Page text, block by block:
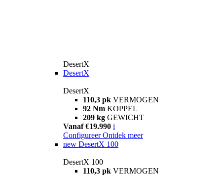
DesertX
DesertX
DesertX
110,3 pk VERMOGEN
92 Nm KOPPEL
209 kg GEWICHT
Vanaf €19.990 i
Configureer Ontdek meer
new DesertX 100
DesertX 100
110,3 pk VERMOGEN